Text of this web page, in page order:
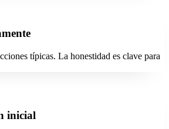
típicas. La honestidad es clave para
inicial